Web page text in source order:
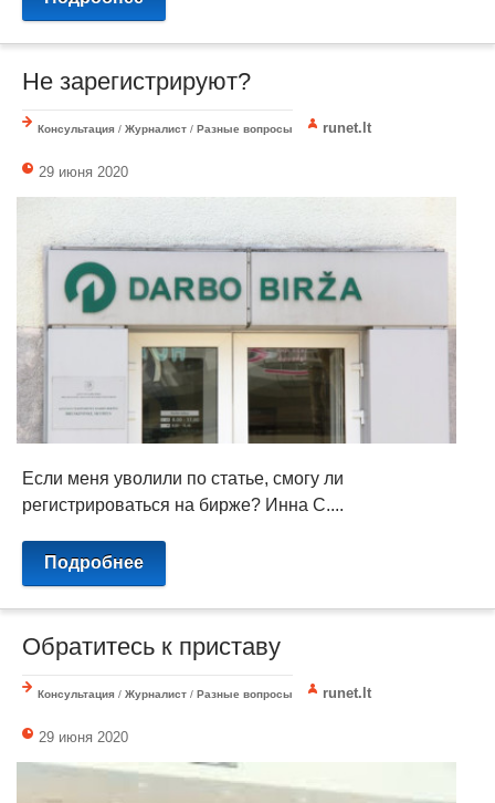
Не зарегистрируют?
Консультация / Журналист / Разные вопросы runet.lt
29 июня 2020
Если меня уволили по статье, смогу ли
регистрироваться на бирже? Инна С....
Подробнее
Обратитесь к приставу
Консультация / Журналист / Разные вопросы runet.lt
29 июня 2020